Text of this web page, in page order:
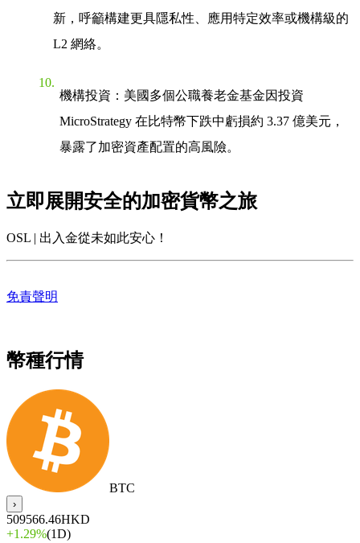
新，呼籲構建更具隱私性、應用特定效率或機構級的
L2 網絡。
機構投資 ：美國多個公職養老金基金因投資
MicroStrategy 在比特幣下跌中虧損約 3.37 億美元，
暴露了加密資產配置的高風險。
立即展開安全的加密貨幣之旅
OSL | 出入金從未如此安心！
免責聲明
幣種行情
BTC
›
509566.46HKD
+1.29%(1D)